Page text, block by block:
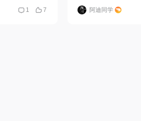
1 7 阿迪同学